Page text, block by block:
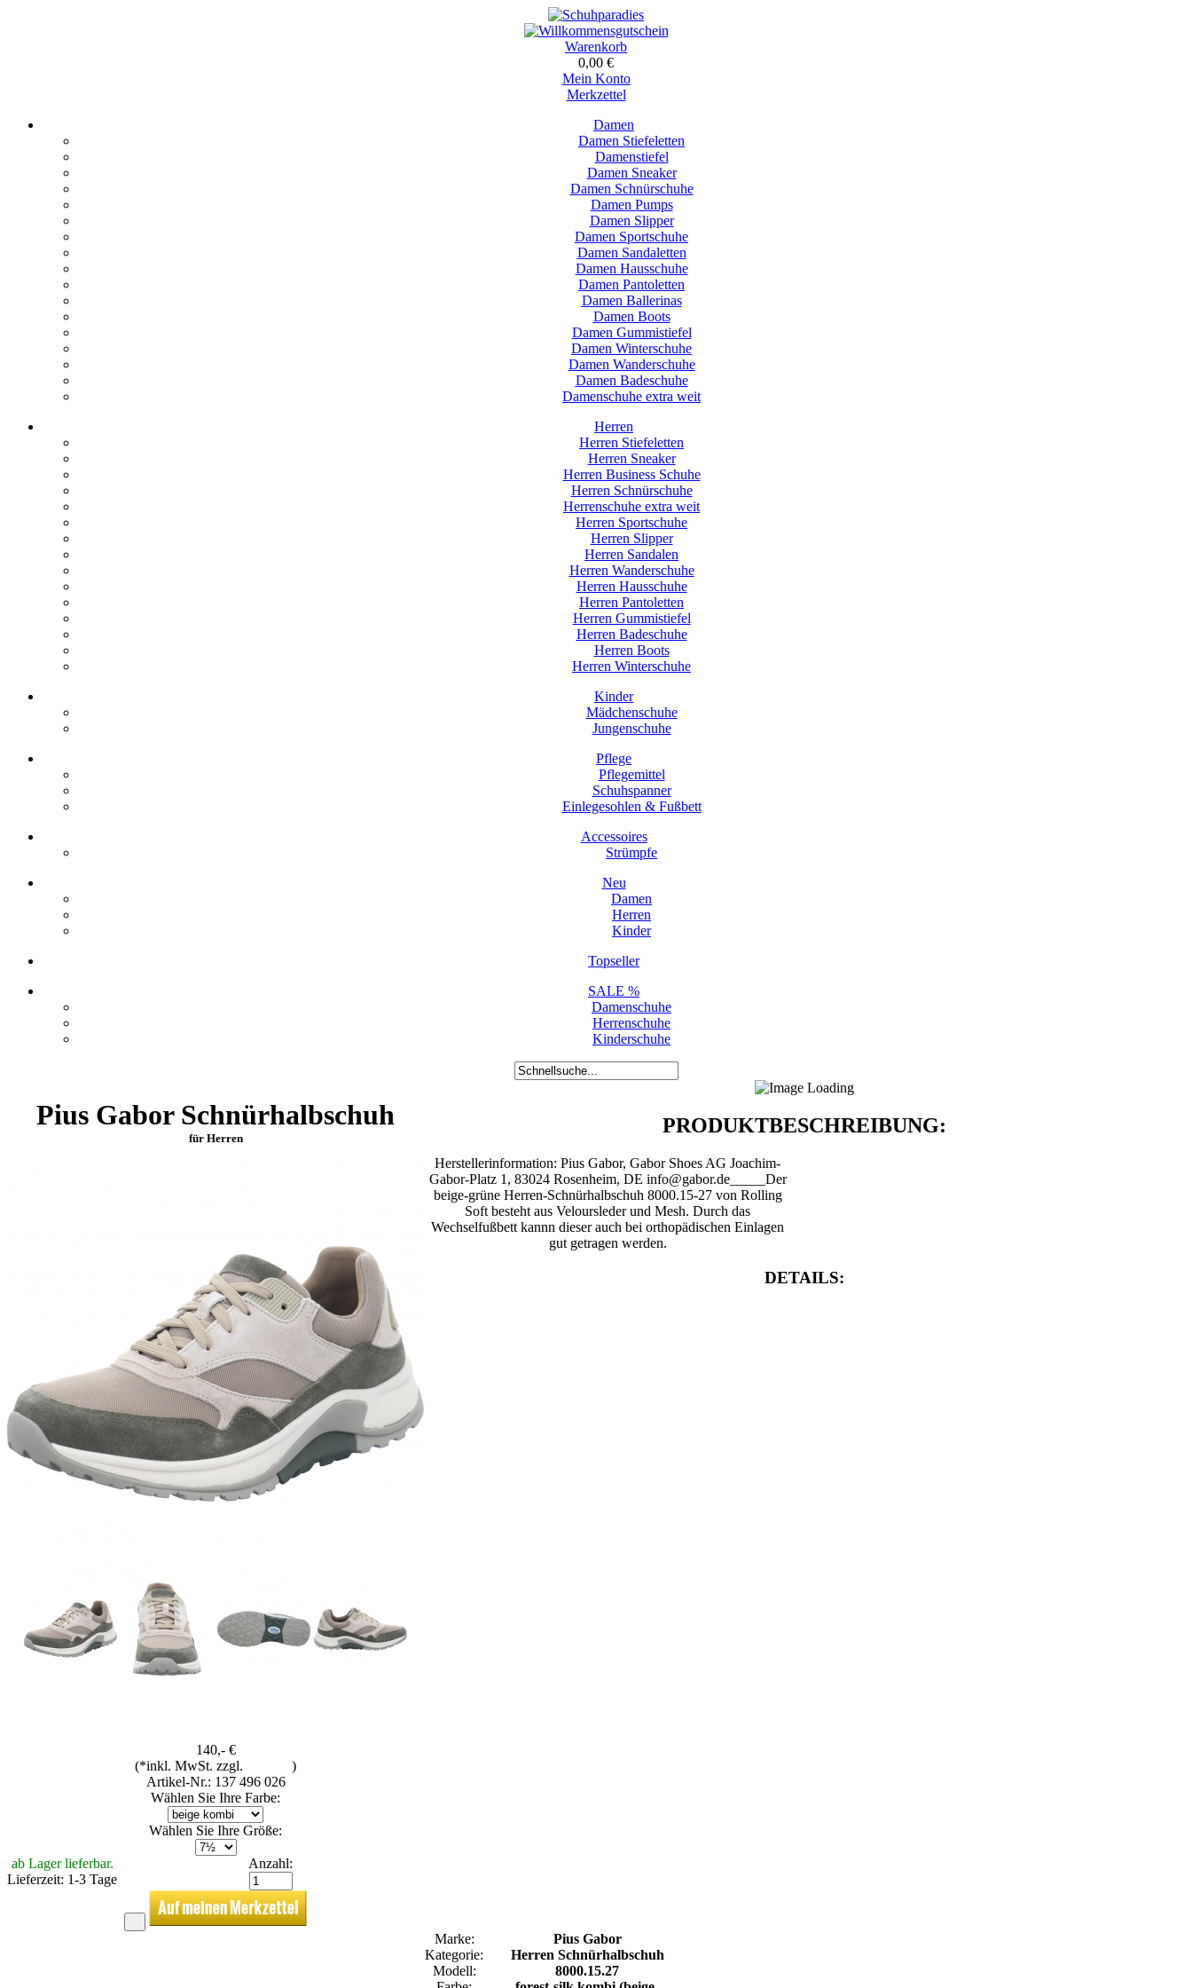
Warenkorb
0,00 €
Mein Konto
Merkzettel
Damen
Damen Stiefeletten
Damenstiefel
Damen Sneaker
Damen Schnürschuhe
Damen Pumps
Damen Slipper
Damen Sportschuhe
Damen Sandaletten
Damen Hausschuhe
Damen Pantoletten
Damen Ballerinas
Damen Boots
Damen Gummistiefel
Damen Winterschuhe
Damen Wanderschuhe
Damen Badeschuhe
Damenschuhe extra weit
Herren
Herren Stiefeletten
Herren Sneaker
Herren Business Schuhe
Herren Schnürschuhe
Herrenschuhe extra weit
Herren Sportschuhe
Herren Slipper
Herren Sandalen
Herren Wanderschuhe
Herren Hausschuhe
Herren Pantoletten
Herren Gummistiefel
Herren Badeschuhe
Herren Boots
Herren Winterschuhe
Kinder
Mädchenschuhe
Jungenschuhe
Pflege
Pflegemittel
Schuhspanner
Einlegesohlen & Fußbett
Accessoires
Strümpfe
Neu
Damen
Herren
Kinder
Topseller
SALE %
Damenschuhe
Herrenschuhe
Kinderschuhe
Pius Gabor Schnürhalbschuh
für Herren
140,- €
(*inkl. MwSt. zzgl.
)
Artikel-Nr.: 137 496 026
Wählen Sie Ihre Farbe:
Wählen Sie Ihre Größe:
ab Lager lieferbar.
Lieferzeit: 1-3 Tage
Anzahl:
PRODUKTBESCHREIBUNG:
Herstellerinformation: Pius Gabor, Gabor Shoes AG Joachim-
Gabor-Platz 1, 83024 Rosenheim, DE info@gabor.de_____Der
beige-grüne Herren-Schnürhalbschuh 8000.15-27 von Rolling
Soft besteht aus Veloursleder und Mesh. Durch das
Wechselfußbett kannn dieser auch bei orthopädischen Einlagen
gut getragen werden.
DETAILS:
Marke:
Pius Gabor
Kategorie:
Herren Schnürhalbschuh
Modell:
8000.15.27